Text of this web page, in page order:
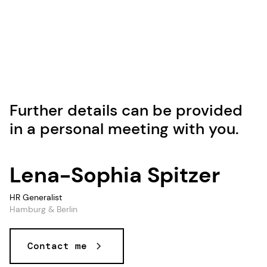
Further details can be provided
in a personal meeting with you.
Lena-Sophia Spitzer
HR Generalist
Hamburg & Berlin
Contact me